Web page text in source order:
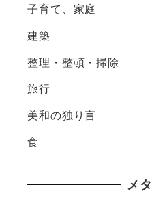
子育て、家庭
建築
整理・整頓・掃除
旅行
美和の独り言
食
メ